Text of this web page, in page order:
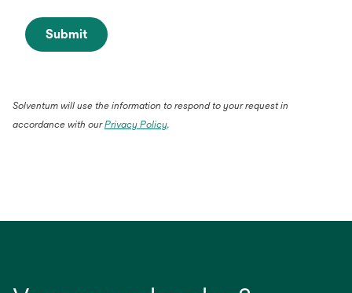
Submit
Solventum will use the information to respond to your request in
accordance with ourPrivacy Policy.